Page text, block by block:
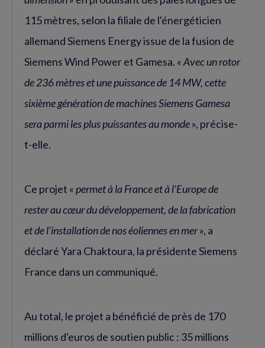
115 mètres, selon la filiale de l'énergéticien
allemand Siemens Energy issue de la fusion de
Siemens Wind Power et Gamesa. «Avec un rotor
de 236 mètres et une puissance de 14 MW, cette
sixième génération de machines Siemens Gamesa
sera parmi les plus puissantes au monde», précise-
t-elle.
Ce projet «permet à la France et à l’Europe de
rester au cœur du développement, de la fabrication
et de l’installation de nos éoliennes en mer», a
déclaré Yara Chaktoura, la présidente Siemens
France dans un communiqué.
Au total, le projet a bénéficié de près de 170
millions d'euros de soutien public : 35 millions